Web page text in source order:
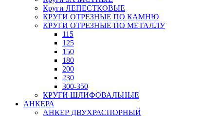
Круги ЛЕПЕСТКОВЫЕ
КРУГИ ОТРЕЗНЫЕ ПО КАМНЮ
КРУГИ ОТРЕЗНЫЕ ПО МЕТАЛЛУ
115
125
150
180
200
230
300-350
КРУГИ ШЛИФОВАЛЬНЫЕ
АНКЕРА
АНКЕР ДВУХРАСПОРНЫЙ